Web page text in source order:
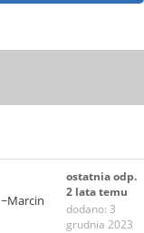
~Marcin
ostatnia odp.
2 lata temu
dodano: 3
grudnia 2023